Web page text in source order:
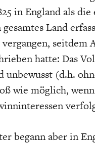
in England als
Land
seitdem
hatte: Das
unbewusst (d.h.
wie möglich,
begann aber in